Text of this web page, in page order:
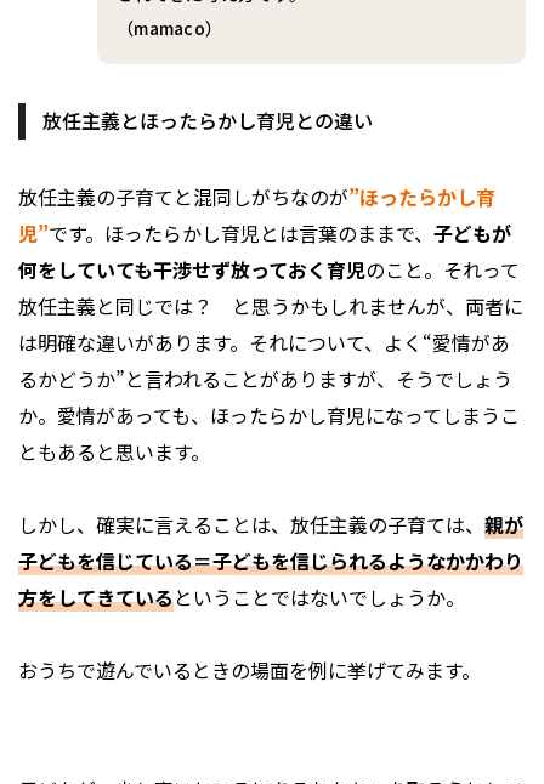
（mamaco）
放任主義とほったらかし育児との違い
放任主義の子育てと混同しがちなのが”ほったらかし育
児”です。ほったらかし育児とは言葉のままで、 子どもが
何をしていても干渉せず放っておく育児のこと。それって
放任主義と同じでは？ と思うかもしれませんが、両者に
は明確な違いがあります。それについて、よく“愛情があ
るかどうか”と言われることがありますが、そうでしょう
か。愛情があっても、ほったらかし育児になってしまうこ
ともあると思います。
しかし、確実に言えることは、放任主義の子育ては、 親が
子どもを信じている＝子どもを信じられるようなかかわり
方をしてきているということではないでしょうか。
おうちで遊んでいるときの場面を例に挙げてみます。